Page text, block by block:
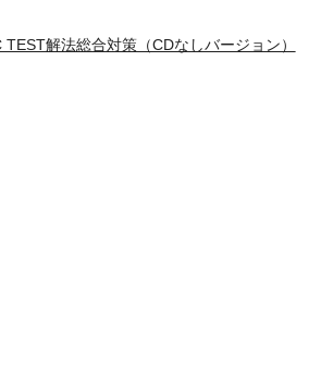
解法総合対策（CDなしバージョン）